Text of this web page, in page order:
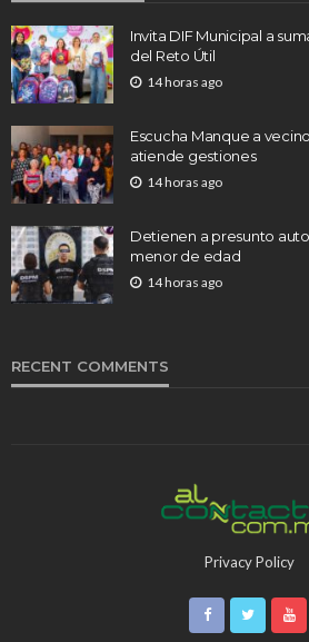
Invita DIF Municipal a
del Reto Útil
14 horas ago
Escucha Manque a
atiende gestiones
14 horas ago
Detienen a presunto
menor de edad
14 horas ago
RECENT COMMENTS
Privacy Policy